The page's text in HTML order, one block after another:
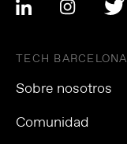
TECH BARCELONA
Sobre nosotros
Comunidad